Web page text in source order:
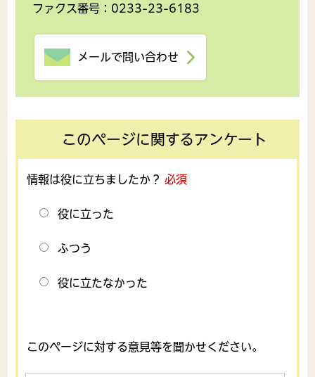
ファクス番号：0233-23-6183
メールで問い合わせ
このページに関するアンケート
情報は役に立ちましたか？ 必須
役に立った
ふつう
役に立たなかった
このページに対する意見等を聞かせください。